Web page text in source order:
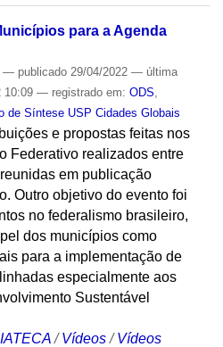
para a Agenda
— publicado29/04/2022 — última
10:09 — registrado em: ODS
de Síntese USP Cidades Globais
e propostas feitas nos
Federativo realizados entre
em publicação
Outro objetivo do evento foi
no federalismo brasileiro,
dos municípios como
para a implementação de
especialmente aos
Sustentável
/Vídeos /Vídeos